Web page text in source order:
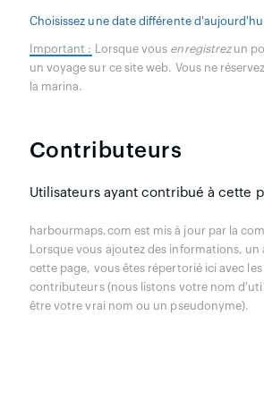
Choisissez une date différente
Important : Lorsque vous enregistrezun
un voyage sur ce site web. Vous ne
la marina.
Contributeurs
Utilisateurs ayant contribué à cette
harbourmaps.com est mis à jour par la
Lorsque vous ajoutez des informations, un
cette page, vous êtes répertorié ici avec
contributeurs (nous listons votre nom
être votre vrai nom ou un pseudonyme).